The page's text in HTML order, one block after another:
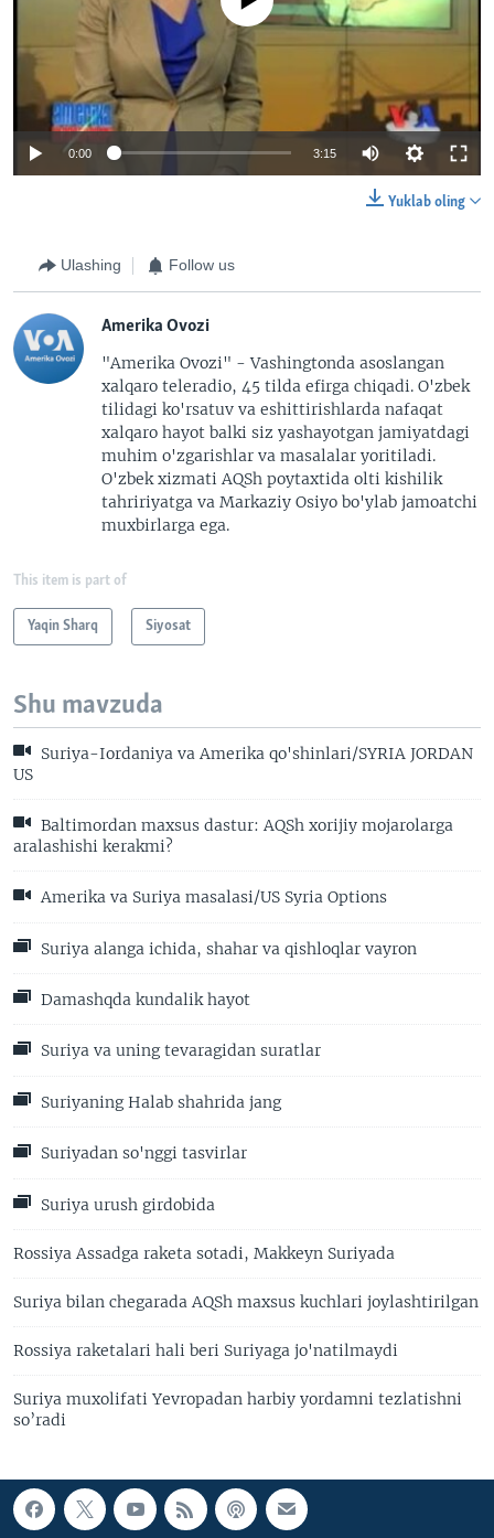
0:00 3:15
Yuklab oling
Ulashing Follow us
Amerika Ovozi
"Amerika Ovozi" - Vashingtonda asoslangan
xalqaro teleradio, 45 tilda efirga chiqadi. O'zbek
tilidagi ko'rsatuv va eshittirishlarda nafaqat
xalqaro hayot balki siz yashayotgan jamiyatdagi
muhim o'zgarishlar va masalalar yoritiladi.
O'zbek xizmati AQSh poytaxtida olti kishilik
tahririyatga va Markaziy Osiyo bo'ylab jamoatchi
muxbirlarga ega.
This item is part of
Yaqin Sharq Siyosat
Shu mavzuda
Suriya-Iordaniya va Amerika qo'shinlari/SYRIA JORDAN
US
Baltimordan maxsus dastur: AQSh xorijiy mojarolarga
aralashishi kerakmi?
Amerika va Suriya masalasi/US Syria Options
Suriya alanga ichida, shahar va qishloqlar vayron
Damashqda kundalik hayot
Suriya va uning tevaragidan suratlar
Suriyaning Halab shahrida jang
Suriyadan so'nggi tasvirlar
Suriya urush girdobida
Rossiya Assadga raketa sotadi, Makkeyn Suriyada
Suriya bilan chegarada AQSh maxsus kuchlari joylashtirilgan
Rossiya raketalari hali beri Suriyaga jo'natilmaydi
Suriya muxolifati Yevropadan harbiy yordamni tezlatishni
so’radi